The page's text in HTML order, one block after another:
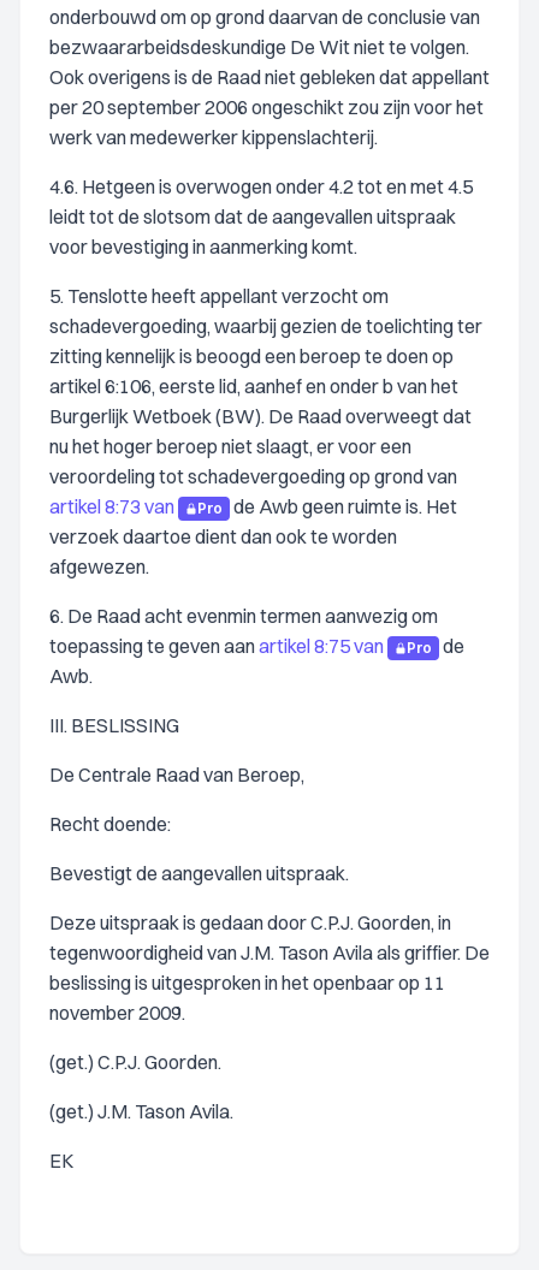
onderbouwd om op grond daarvan de conclusie van
bezwaararbeidsdeskundige De Wit niet te volgen.
Ook overigens is de Raad niet gebleken dat appellant
per 20 september 2006 ongeschikt zou zijn voor het
werk van medewerker kippenslachterij.
4.6. Hetgeen is overwogen onder 4.2 tot en met 4.5
leidt tot de slotsom dat de aangevallen uitspraak
voor bevestiging in aanmerking komt.
5. Tenslotte heeft appellant verzocht om
schadevergoeding, waarbij gezien de toelichting ter
zitting kennelijk is beoogd een beroep te doen op
artikel 6:106, eerste lid, aanhef en onder b van het
Burgerlijk Wetboek (BW). De Raad overweegt dat
nu het hoger beroep niet slaagt, er voor een
veroordeling tot schadevergoeding op grond van
artikel 8:73 van
Pro
de Awb geen ruimte is. Het
verzoek daartoe dient dan ook te worden
afgewezen.
6. De Raad acht evenmin termen aanwezig om
toepassing te geven aanartikel 8:75 van Pro
de
Awb.
III. BESLISSING
De Centrale Raad van Beroep,
Recht doende:
Bevestigt de aangevallen uitspraak.
Deze uitspraak is gedaan door C.P.J. Goorden, in
tegenwoordigheid van J.M. Tason Avila als griffier. De
beslissing is uitgesproken in het openbaar op 11
november 2009.
(get.) C.P.J. Goorden.
(get.) J.M. Tason Avila.
EK